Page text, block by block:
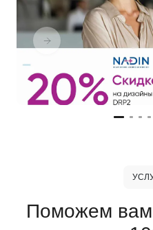
Поможем вам